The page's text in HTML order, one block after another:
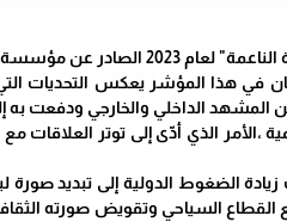
فاينانس"، احتل لبنان المرتبة 89 عالميًا.
في هذا المؤشر يعكس التحديات
الداخلي والخارجي ودفعت به
،الأمر الذي أدّى إلى توتر
الضغوط الدولية إلى تبديد صورة
القطاع السياحي وتقويض صورته